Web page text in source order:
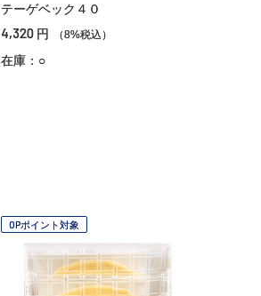
テーゲベック４０
4,320 円 （8%税込）
在庫：○
OPポイント対象